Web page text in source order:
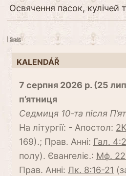
Освячення пасок, кулічей
Spét
KALENDÁŘ
7 серпня 2026 р. (25
п’ятниця
Cедмиця 10-та після
На літургії: - Апостол:
169).; Прав. Анні: Гал.
полу). Євангеліє.: Мф.
Прав. Анні: Лк. 8:16-21